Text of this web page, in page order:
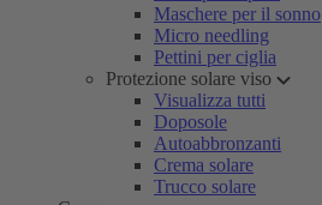
Maschere per il sonno
Micro needling
Pettini per ciglia
Protezione solare viso
Visualizza tutti
Doposole
Autoabbronzanti
Crema solare
Trucco solare